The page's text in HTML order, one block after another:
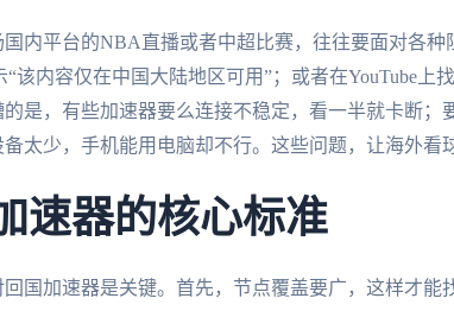
内平台的NBA直播或者中超比赛，往往要面对各种
该内容仅在中国大陆地区可用”；或者在YouTube上
是，有些加速器要么连接不稳定，看一半就卡断；
太少，手机能用电脑却不行。这些问题，让海外看
速器的核心标准
国加速器是关键。首先，节点覆盖要广，这样才能